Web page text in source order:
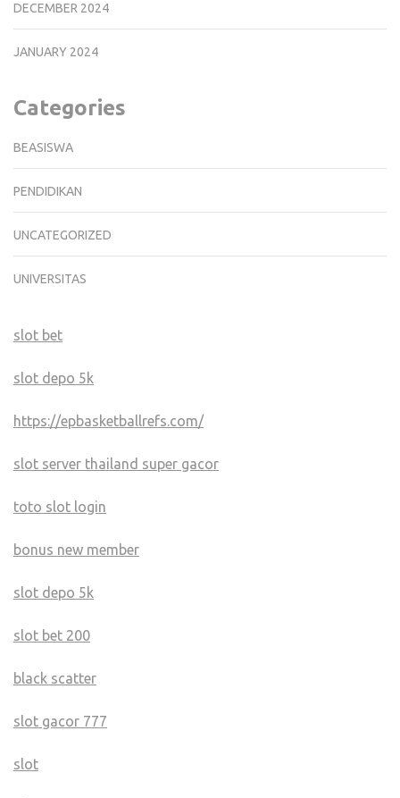
DECEMBER 2024
JANUARY 2024
Categories
BEASISWA
PENDIDIKAN
UNCATEGORIZED
UNIVERSITAS
slot bet
slot depo 5k
https://epbasketballrefs.com/
slot server thailand super gacor
toto slot login
bonus new member
slot depo 5k
slot bet 200
black scatter
slot gacor 777
slot